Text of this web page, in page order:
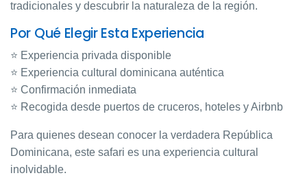
tradicionales y descubrir la naturaleza de la región.
Por Qué Elegir Esta Experiencia
⭐ Experiencia privada disponible
⭐ Experiencia cultural dominicana auténtica
⭐ Confirmación inmediata
⭐ Recogida desde puertos de cruceros, hoteles y Airbnb
Para quienes desean conocer la verdadera República
Dominicana, este safari es una experiencia cultural
inolvidable.